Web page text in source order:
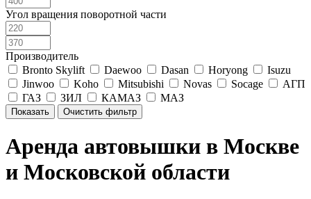
Угол вращения поворотной части
Производитель
Bronto Skylift
Daewoo Dasan Horyong
Isuzu
Jinwoo
Koho Mitsubishi Novas Socage
АГП
ГАЗ
ЗИЛ КАМАЗ МАЗ
Аренда автовышки в Москве
и Московской области